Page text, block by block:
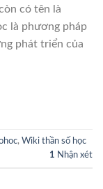
có tên là
là phương pháp
phát triển của
, Wiki thần số học
1 Nhận xét